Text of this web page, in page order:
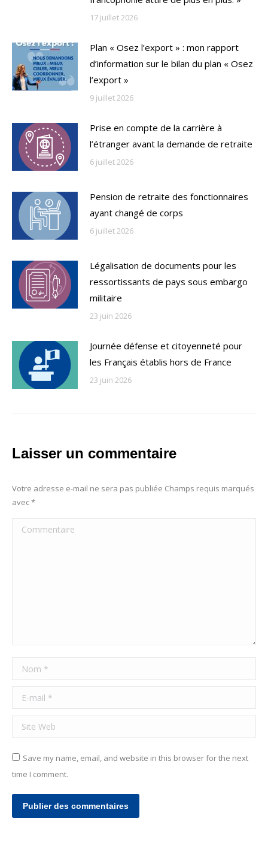
17 juillet 2026
Plan « Osez l’export » : mon rapport
d’information sur le bilan du plan « Osez
l’export »
9 juillet 2026
Prise en compte de la carrière à
l’étranger avant la demande de retraite
6 juillet 2026
Pension de retraite des fonctionnaires
ayant changé de corps
6 juillet 2026
Légalisation de documents pour les
ressortissants de pays sous embargo
militaire
23 juin 2026
Journée défense et citoyenneté pour
les Français établis hors de France
23 juin 2026
Laisser un commentaire
Votre adresse e-mail ne sera pas publiée Champs requis marqués
avec*
Commentaire
Nom *
E-mail *
Site Web
Save my name, email, and website in this browser for the next
time I comment.
Publier des commentaires